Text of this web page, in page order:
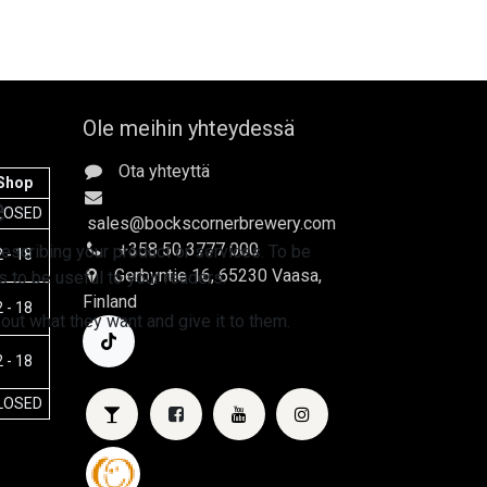
- 18
- 18
- 18
Ole meihin yhteydessä
Ota yhteyttä
sales@bockscornerbrewery.com
+358 50 3777 000
Gerbyntie 16, 65230 Vaasa,
Finland
your product or services. To be
to be useful to your readers.
what they want and give it to them.